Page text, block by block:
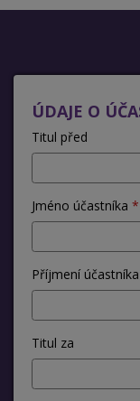
ÚDAJE O
Titul před
Jméno účastníka
Příjmení účastníka
Titul za